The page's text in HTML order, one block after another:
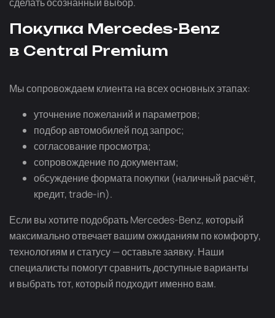
Покупка Mercedes-Benz
в Central Premium
Мы сопровождаем клиента на всех основных этапах:
уточнение пожеланий и параметров;
подбор автомобилей под запрос;
согласование просмотра;
сопровождение по документам;
обсуждение формата покупки (наличный расчёт,
кредит, trade-in).
Если вы хотите подобрать Mercedes-Benz, который
максимально отвечает вашим ожиданиям по комфорту,
технологиям и статусу — оставьте заявку. Наши
специалисты помогут сравнить доступные варианты
и выбрать тот, который подходит именно вам.